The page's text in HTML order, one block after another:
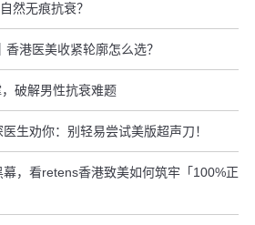
然无痕抗衰？
港医美收紧轮廓怎么选？
破解男性抗衰难题
生劝你：别轻易尝试美版超声刀！
，看retens香港致美如何筑牢「100%正